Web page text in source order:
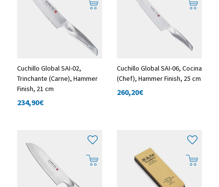
Cuchillo Global SAI-02,
Trinchante (Carne), Hammer
Finish, 21 cm
234,90€
Cuchillo Global SAI-06, Cocina
(Chef), Hammer Finish, 25 cm
260,20€